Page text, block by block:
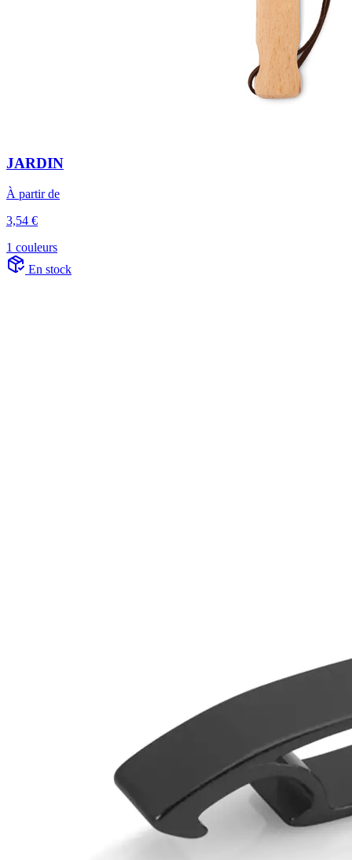
JARDIN
À partir de
3,54 €
1 couleurs
En stock